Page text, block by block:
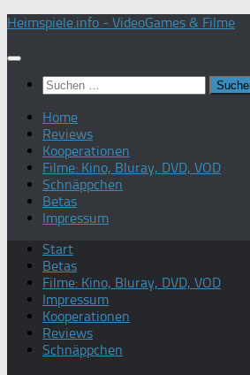
Zum
springen
Heimspiele.info - VideoGames & Filme
Suchen
nach:
Home
Reviews
Kooperationen
Filme: Kino, Bluray, DVD, VOD
Schnäppchen
Betas
Impressum
Start
Betas
Filme: Kino, Bluray, DVD, VOD
Impressum
Kooperationen
Reviews
Schnäppchen